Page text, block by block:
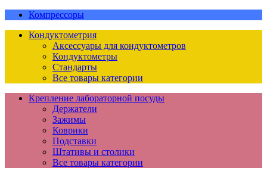
Компрессоры
Кондуктометрия
Аксессуары для кондуктометров
Кондуктометры
Стандарты
Все товары категории
Крепление лабораторной посуды
Держатели
Зажимы
Коврики
Подставки
Штативы и столики
Все товары категории